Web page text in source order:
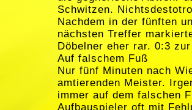
Schwitzen.
Nachdem in der fünften
nächsten Treffer
Döbelner eher rar. 0:3
Auf falschem Fuß
Nur fünf Minuten nach
amtierenden Meister.
immer auf dem falschen
Aufbauspieler oft mit